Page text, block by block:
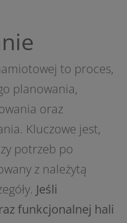
to proces,
planowania,
oraz
Kluczowe jest,
potrzeb po
z należytą
Jeśli
funkcjonalnej hali